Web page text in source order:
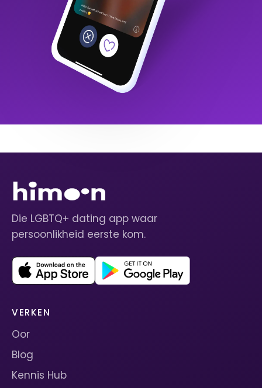
Die LGBTQ+ dating app waar
persoonlikheid eerste kom.
VERKEN
Oor
Blog
Kennis Hub